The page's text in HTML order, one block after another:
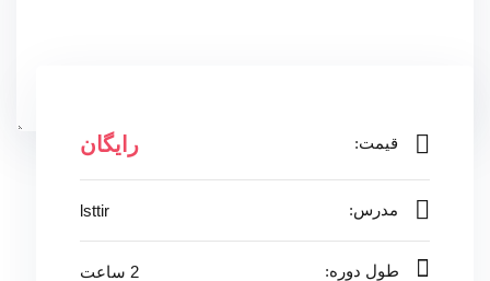
قیمت: رایگان
مدرس: lsttir
طول دوره: